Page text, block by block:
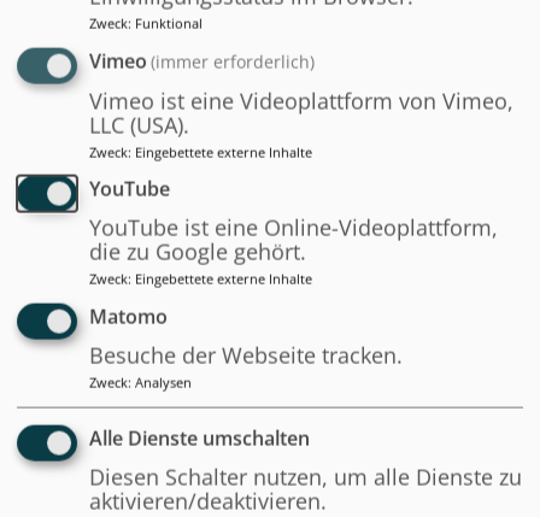
Hochschule für
Technik und
Wirtschaft Berlin
Zugehörige Modulserie
Zweck: Funktional
Vimeo (immer erforderlich)
Vimeo ist eine Videoplattform von Vimeo,
LLC (USA).
Zweck: Eingebettete externe Inhalte
YouTube
YouTube ist eine Online-Videoplattform,
die zu Google gehört.
Zweck: Eingebettete externe Inhalte
Matomo
Besuche der Webseite tracken.
Zweck: Analysen
Alle Dienste umschalten
Diesen Schalter nutzen, um alle Dienste zu
aktivieren/deaktivieren.